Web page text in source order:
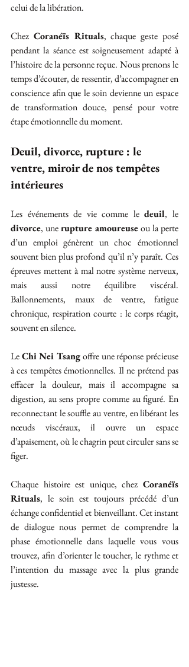
celui de la libération.
Chez Coranéïs Rituals, chaque geste posé
pendant la séance est soigneusement adapté à
l’histoire de la personne reçue. Nous prenons le
temps d’écouter, de ressentir, d’accompagner en
conscience afin que le soin devienne un espace
de transformation douce, pensé pour votre
étape émotionnelle du moment.
Deuil, divorce, rupture : le
ventre, miroir de nos tempêtes
intérieures
Les événements de vie comme le deuil
divorce, une rupture amoureuse ou la perte
d’un emploi génèrent un choc émotionnel
souvent bien plus profond qu’il n’y paraît. Ces
épreuves mettent à mal notre système nerveux,
mais aussi notre équilibre viscéral.
Ballonnements, maux de ventre, fatigue
chronique, respiration courte : le corps réagit,
souvent en silence.
Le Chi Nei Tsang offre une réponse précieuse
à ces tempêtes émotionnelles. Il ne prétend pas
effacer la douleur, mais il accompagne sa
digestion, au sens propre comme au figuré. En
reconnectant le souffle au ventre, en libérant les
nœuds viscéraux, il ouvre un espace
d’apaisement, où le chagrin peut circuler sans se
figer.
Chaque histoire est unique, chez Coranéïs
Rituals, le soin est toujours précédé d’un
échange confidentiel et bienveillant. Cet instant
de dialogue nous permet de comprendre la
phase émotionnelle dans laquelle vous vous
trouvez, afin d’orienter le toucher, le rythme et
l’intention du massage avec la plus grande
justesse.